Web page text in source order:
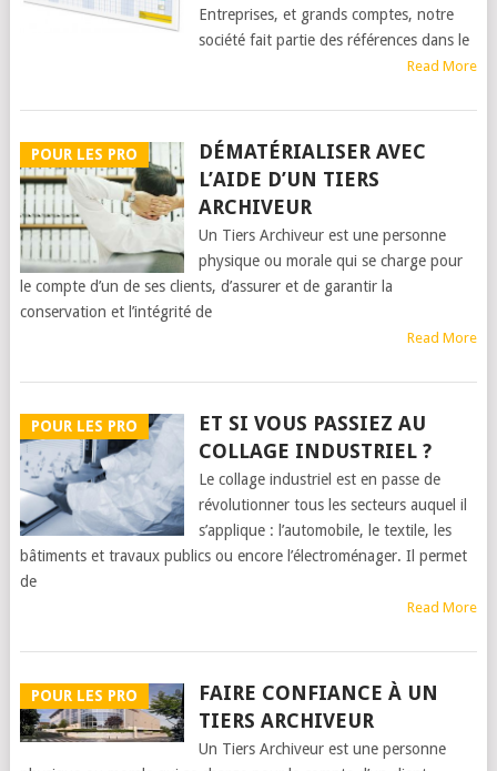
Entreprises, et grands comptes, notre
société fait partie des références dans le
Read More
POUR LES PRO
DÉMATÉRIALISER AVEC
L’AIDE D’UN TIERS
ARCHIVEUR
Un Tiers Archiveur est une personne
physique ou morale qui se charge pour
le compte d’un de ses clients, d’assurer et de garantir la
conservation et l’intégrité de
Read More
POUR LES PRO
ET SI VOUS PASSIEZ AU
COLLAGE INDUSTRIEL ?
Le collage industriel est en passe de
révolutionner tous les secteurs auquel il
s’applique : l’automobile, le textile, les
bâtiments et travaux publics ou encore l’électroménager. Il permet
de
Read More
POUR LES PRO
FAIRE CONFIANCE À UN
TIERS ARCHIVEUR
Un Tiers Archiveur est une personne